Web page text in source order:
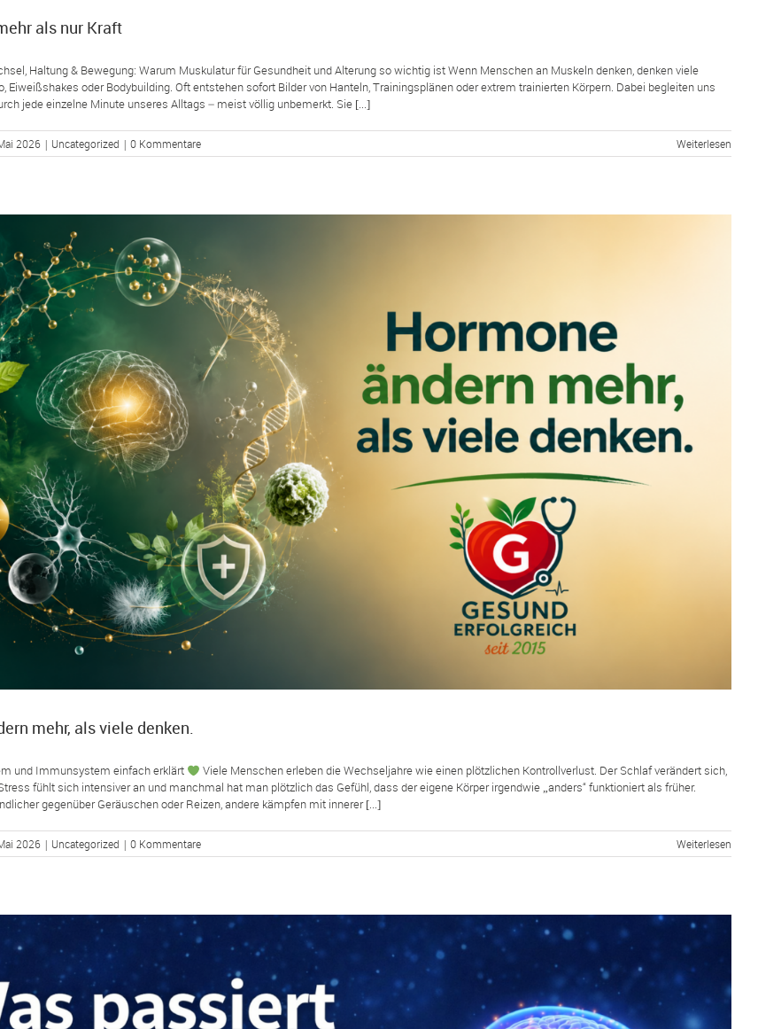
als nur Kraft
Haltung & Bewegung: Warum Muskulatur für Gesundheit und Alterung so wichtig ist Wenn Menschen an Muskeln denken, denken viele
Eiweißshakes oder Bodybuilding. Oft entstehen sofort Bilder von Hanteln, Trainingsplänen oder extrem trainierten Körpern. Dabei begleiten uns
jede einzelne Minute unseres Alltags – meist völlig unbemerkt. Sie [...]
2026 | Uncategorized | 0 Kommentare Weiterlesen
mehr, als viele denken.
und Immunsystem einfach erklärt
Viele Menschen erleben die Wechseljahre wie einen plötzlichen Kontrollverlust. Der Schlaf verändert sich,
fühlt sich intensiver an und manchmal hat man plötzlich das Gefühl, dass der eigene Körper irgendwie „anders“ funktioniert als früher.
gegenüber Geräuschen oder Reizen, andere kämpfen mit innerer [...]
2026 | Uncategorized | 0 Kommentare Weiterlesen